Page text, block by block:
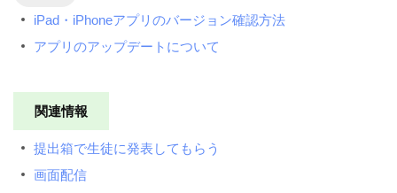
iPad・iPhoneアプリのバージョン確認方法
アプリのアップデートについて
関連情報
提出箱で生徒に発表してもらう
画面配信